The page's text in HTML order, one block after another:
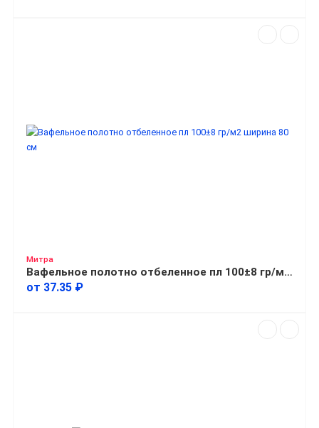
Митра
Вафельное полотно отбеленное пл 100±8 гр/м2 ширина 80 см
от 37.35 ₽